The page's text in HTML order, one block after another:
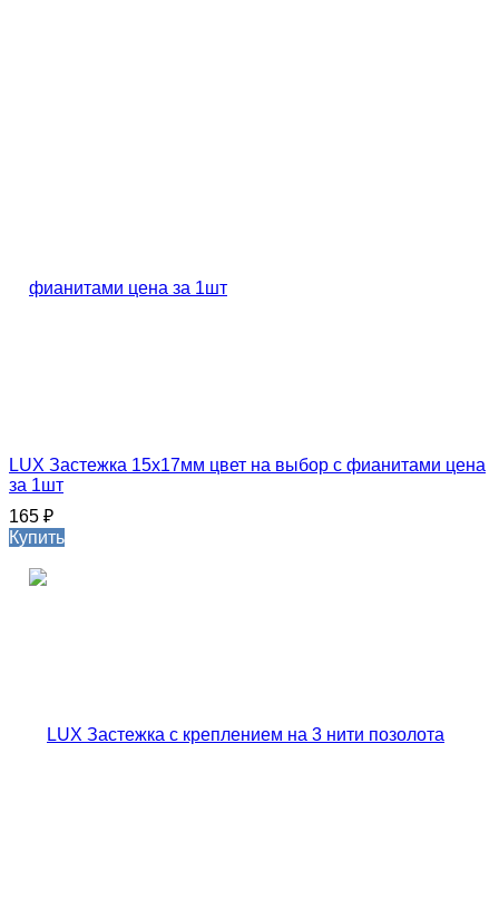
LUX Застежка 15х17мм цвет на выбор с фианитами цена
за 1шт
165 ₽
Купить